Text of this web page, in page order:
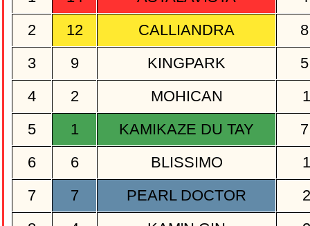
2
12 CALLIANDRA
3
9 KINGPARK
4
2 MOHICAN
5
1 KAMIKAZE DU TAY
6
6 BLISSIMO
7
7 PEARL DOCTOR